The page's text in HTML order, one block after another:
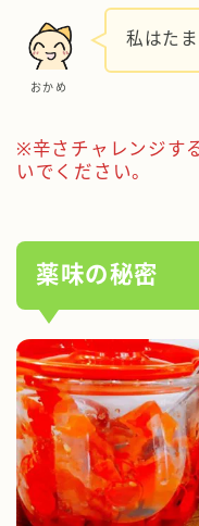
おかめ
私はた
※辛さチャレンジす
いでください。
薬味の秘密